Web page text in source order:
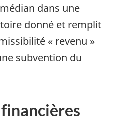
dans une
donné et remplit
« revenu »
subvention du